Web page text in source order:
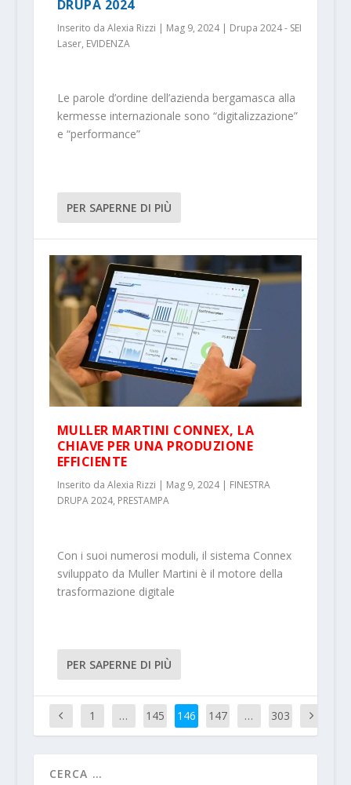
DRUPA 2024
Inserito da Alexia Rizzi | Mag 9, 2024| Drupa 2024 - SEI
Laser, EVIDENZA
Le parole d’ordine dell’azienda bergamasca alla
kermesse internazionale sono “digitalizzazione”
e “performance”
PER SAPERNE DI PIÙ
MULLER MARTINI CONNEX, LA
CHIAVE PER UNA PRODUZIONE
EFFICIENTE
Inserito da Alexia Rizzi | Mag 9, 2024| FINESTRA
DRUPA 2024, PRESTAMPA
Con i suoi numerosi moduli, il sistema Connex
sviluppato da Muller Martini è il motore della
trasformazione digitale
PER SAPERNE DI PIÙ
1 … 145 146 147 … 303